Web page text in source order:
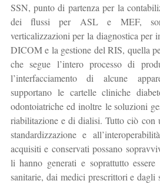
SSN, punto di partenza per la
dei flussi per ASL e MEF,
verticalizzazioni per la diagnostica per
DICOM e la gestione del RIS, quella
che segue l’intero processo di
l’interfacciamento di alcune
supportano le cartelle cliniche
odontoiatriche ed inoltre le soluzioni
riabilitazione e di dialisi. Tutto ciò con
standardizzazione e
acquisiti e conservati possano
li hanno generati e soprattutto
sanitarie, dai medici prescrittori e dagli